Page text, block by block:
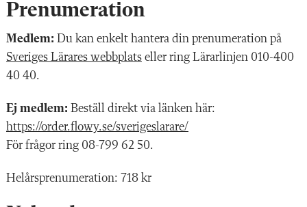
Prenumeration
Medlem: Du kan enkelt hantera din prenumeration på
Sveriges Lärares webbplats eller ring Lärarlinjen 010-400
40 40.
Ej medlem: Beställ direkt via länken här:
https://order.flowy.se/sverigeslarare/
För frågor ring 08-799 62 50.
Helårsprenumeration: 718 kr